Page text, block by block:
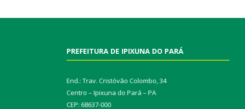
PREFEITURA DE IPIXUNA DO PARÁ
End.: Trav. Cristóvão Colombo, 34
Centro – Ipixuna do Pará – PA
CEP: 68637-000